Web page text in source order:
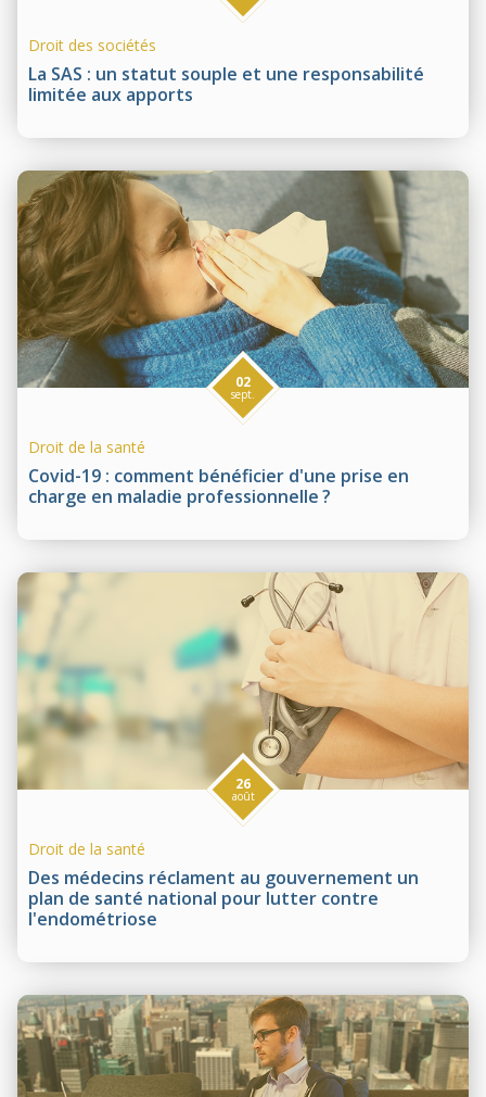
La SAS : un statut souple et une responsabilité
limitée aux apports
Droit des sociétés
Covid-19 : comment bénéficier d'une prise en
charge en maladie professionnelle ?
02
sept.
Droit de la santé
Des médecins réclament au gouvernement un
plan de santé national pour lutter contre
l'endométriose
26
août
Droit de la santé